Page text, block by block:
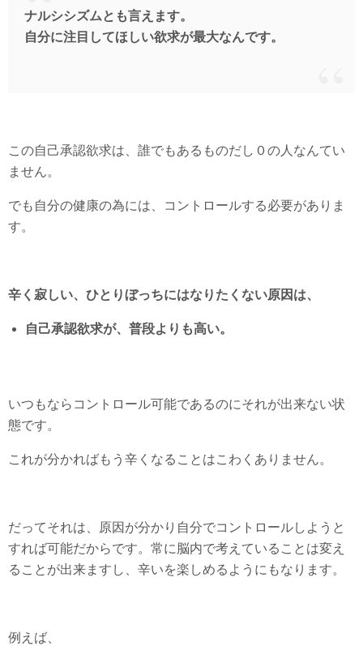
ナルシシズムとも言えます。
自分に注目してほしい欲求が最大なんです。
この自己承認欲求は、誰でもあるものだし０の人なんてい
ません。
でも自分の健康の為には、コントロールする必要がありま
す。
辛く寂しい、ひとりぼっちにはなりたくない原因は、
自己承認欲求が、普段よりも高い。
いつもならコントロール可能であるのにそれが出来ない状
態です。
これが分かればもう辛くなることはこわくありません。
だってそれは、原因が分かり自分でコントロールしようと
すれば可能だからです。常に脳内で考えていることは変え
ることが出来ますし、辛いを楽しめるようにもなります。
例えば、